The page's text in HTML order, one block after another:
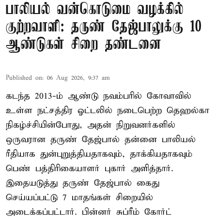
பாலியல் வன்கொடுமை வழக்கில்
குற்றவாளி: தருண் தேஜ்பாலுக்கு 10
ஆண்டுகள் சிறை தண்டனை
Published on: 06 Aug 2026, 9:37 am
கடந்த 2013-ம் ஆண்டு நவம்பரில் கோவாவில்
உள்ள நட்சத்திர ஓட்டலில் நடைபெற்ற தெஹல்கா
நிகழ்ச்சியின்போது, அதன் நிறுவனர்களில்
ஒருவரான தருண் தேஜ்பால் தன்னை பாலியல்
ரீதியாக துன்புறுத்தியதாகவும், தாக்கியதாகவும்
பெண் பத்திரிகையாளர் புகார் அளித்தார்.
இதையடுத்து தருண் தேஜ்பால் கைது
செய்யப்பட்டு 7 மாதங்கள் சிறையில்
அடைக்கப்பட்டார். பின்னர் சுப்ரீம் கோர்ட்